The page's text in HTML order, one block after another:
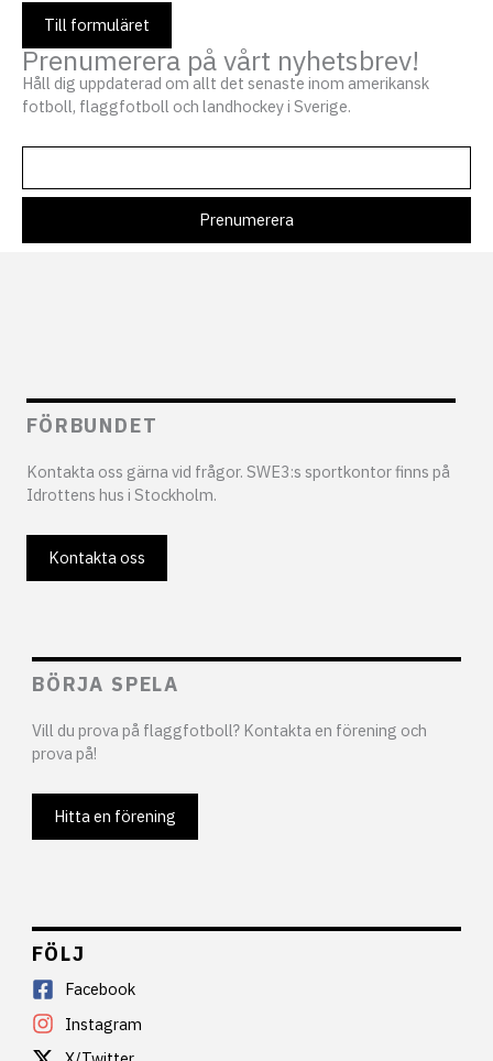
Till formuläret
Prenumerera på vårt nyhetsbrev!
Håll dig uppdaterad om allt det senaste inom amerikansk
fotboll, flaggfotboll och landhockey i Sverige.
FÖRBUNDET
Kontakta oss gärna vid frågor. SWE3:s sportkontor finns på
Idrottens hus i Stockholm.
Kontakta oss
BÖRJA SPELA
Vill du prova på flaggfotboll? Kontakta en förening och
prova på!
Hitta en förening
FÖLJ
Facebook
Instagram